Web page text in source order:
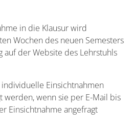
in die Klausur wird
Wochen des neuen Semesters
der Website des Lehrstuhls
Einsichtnahmen
werden, wenn sie per E-Mail bis
Einsichtnahme angefragt